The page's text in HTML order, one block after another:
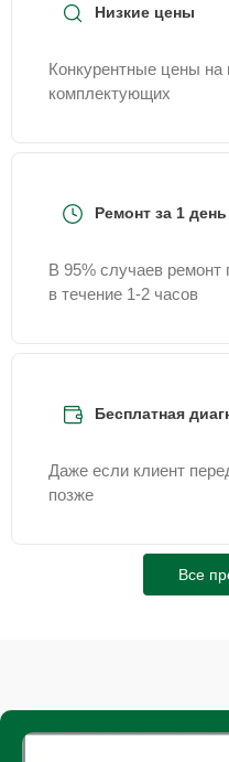
Низкие цены
Конкурентные цены
комплектующих
Ремонт за 1 день
В 95% случаев ремонт
в течение 1-2 часов
Бесплатная
Даже если клиент
позже
Все